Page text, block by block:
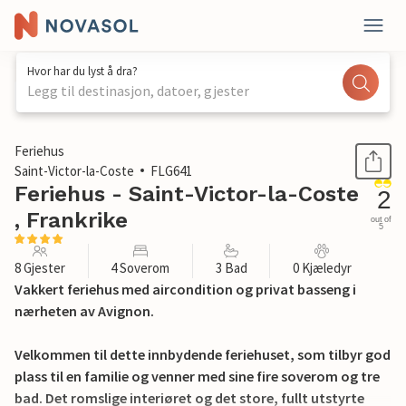
Hvor har du lyst å dra?
Legg til destinasjon, datoer, gjester
1 / 31
Feriehus
Saint-Victor-la-Coste
FLG641
Feriehus - Saint-Victor-la-Coste
, Frankrike
2
out of
5
8 Gjester 4 Soverom 3 Bad 0 Kjæledyr
Vakkert feriehus med aircondition og privat basseng i
nærheten av Avignon.
Velkommen til dette innbydende feriehuset, som tilbyr god
plass til en familie og venner med sine fire soverom og tre
bad. Det romslige interiøret og det store, fullt utstyrte